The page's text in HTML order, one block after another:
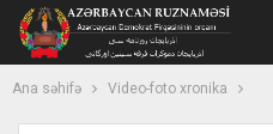
Ana səhifə Video-foto xronika